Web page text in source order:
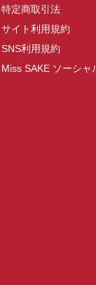
特定商取引法
サイト利用規約
SNS利用規約
Miss SAKE ソーシ